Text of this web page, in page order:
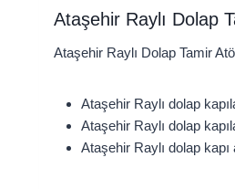
Ataşehir Raylı Dolap
Ataşehir Raylı Dolap Tamir
Ataşehir Raylı dolap
Ataşehir Raylı dolap
Ataşehir Raylı dolap